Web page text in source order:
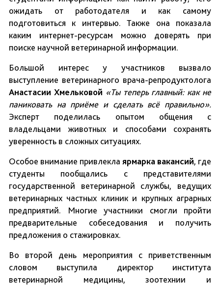
ожидать от работодателя и как самому
подготовиться к интервью. Также она показала
каким интернет-ресурсам можно доверять при
поиске научной ветеринарной информации.
Большой интерес у участников вызвало
выступление ветеринарного врача-репродуктолога
Анастасии Хмельковой «Ты теперь главный: как не
паниковать на приёме и сделать всё правильно».
Эксперт поделилась опытом общения с
владельцами животных и способами сохранять
уверенность в сложных ситуациях.
Особое внимание привлекла ярмарка вакансий, где
студенты пообщались с представителями
государственной ветеринарной службы, ведущих
ветеринарных частных клиник и крупных аграрных
предприятий. Многие участники смогли пройти
предварительные собеседования и получить
предложения о стажировках.
Во второй день мероприятия с приветственным
словом выступила директор института
ветеринарной медицины, зоотехнии и